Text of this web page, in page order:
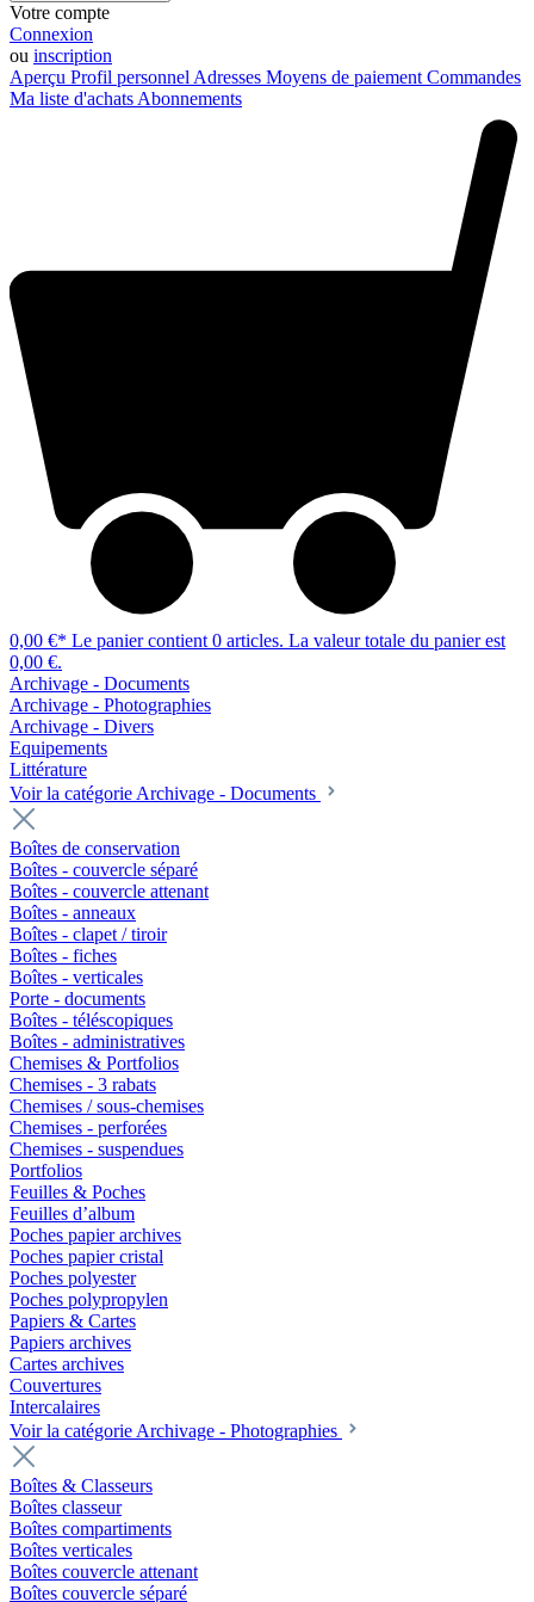
Votre compte
Connexion
ou inscription
Aperçu Profil personnel Adresses Moyens de paiement Commandes
Ma liste d'achats Abonnements
0,00 €* Le panier contient 0 articles. La valeur totale du panier est
0,00 €.
Archivage - Documents
Archivage - Photographies
Archivage - Divers
Equipements
Littérature
Voir la catégorie Archivage - Documents
Boîtes de conservation
Boîtes - couvercle séparé
Boîtes - couvercle attenant
Boîtes - anneaux
Boîtes - clapet / tiroir
Boîtes - fiches
Boîtes - verticales
Porte - documents
Boîtes - téléscopiques
Boîtes - administratives
Chemises & Portfolios
Chemises - 3 rabats
Chemises / sous-chemises
Chemises - perforées
Chemises - suspendues
Portfolios
Feuilles & Poches
Feuilles d’album
Poches papier archives
Poches papier cristal
Poches polyester
Poches polypropylen
Papiers & Cartes
Papiers archives
Cartes archives
Couvertures
Intercalaires
Voir la catégorie Archivage - Photographies
Boîtes & Classeurs
Boîtes classeur
Boîtes compartiments
Boîtes verticales
Boîtes couvercle attenant
Boîtes couvercle séparé